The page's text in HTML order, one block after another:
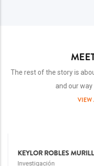
The rest of the story is
and our way
VIEW